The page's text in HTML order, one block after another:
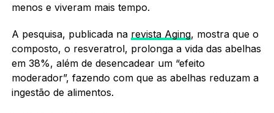
menos e viveram mais tempo.
A pesquisa, publicada na revista Aging, mostra que o
composto, o resveratrol, prolonga a vida das abelhas
em 38%, além de desencadear um “efeito
moderador”, fazendo com que as abelhas reduzam a
ingestão de alimentos.